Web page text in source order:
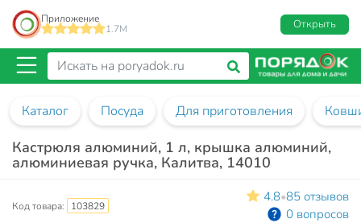
Приложение
1.7M
Открыть
Каталог Посуда Для приготовления
Кастрюля алюминий, 1 л, крышка алюминий,
алюминиевая ручка, Калитва, 14010
Код товара: 103829
4.8•85 отзывов
0 вопросов